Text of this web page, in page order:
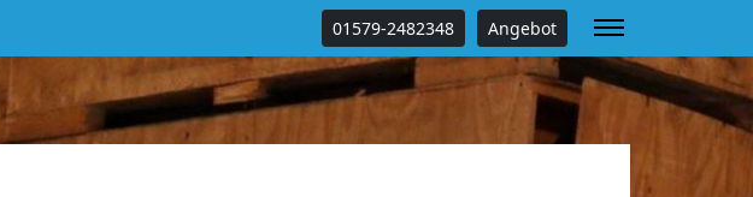
01579-2482348 Angebot